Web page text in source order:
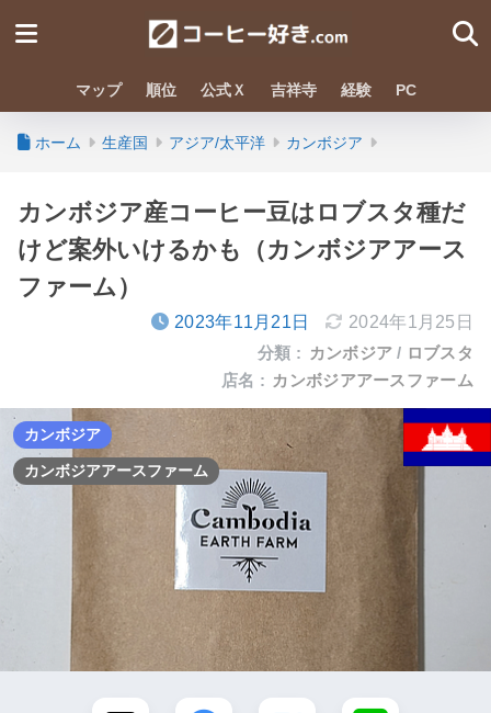
マップ 順位 公式Ｘ 吉祥寺 経験 PC
ホーム 生産国 アジア/太平洋 カンボジア
カンボジア産コーヒー豆はロブスタ種だ
けど案外いけるかも（カンボジアアース
ファーム）
2023年11月21日
2024年1月25日
分類 : カンボジア
ロブスタ
店名 : カンボジアアースファーム
カンボジア
カンボジアアースファーム